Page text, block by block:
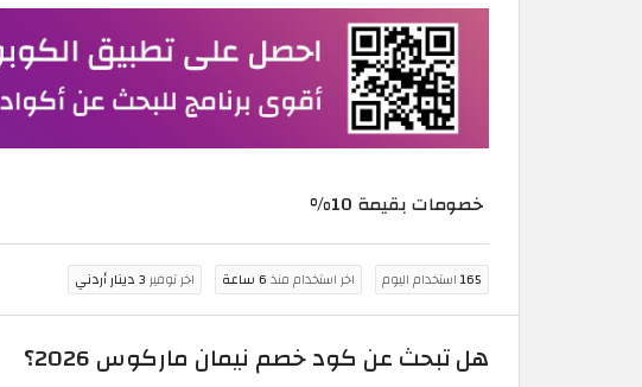
خصومات بقيمة 10%
165استخدام اليوم اخر استخدام منذ6 ساعة اخر توفير3 دينار أردني
هل تبحث عن كود خصم نيمان ماركوس 2026؟